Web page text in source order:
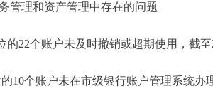
务管理和资产管理中存在的问题
的22个账户未及时撤销或超期使用，截
10个账户未在市级银行账户管理系统办